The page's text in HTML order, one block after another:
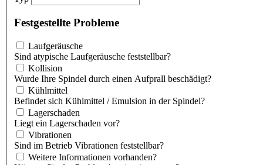
Festgestellte Probleme
Laufgeräusche
Sind atypische Laufgeräusche feststellbar?
Kollision
Wurde Ihre Spindel durch einen Aufprall beschädigt?
Kühlmittel
Befindet sich Kühlmittel / Emulsion in der Spindel?
Lagerschaden
Liegt ein Lagerschaden vor?
Vibrationen
Sind im Betrieb Vibrationen feststellbar?
Weitere Informationen vorhanden?